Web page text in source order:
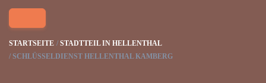
STARTSEITE
STADTTEIL IN HELLENTHAL
SCHLÜSSELDIENST HELLENTHAL KAMBERG